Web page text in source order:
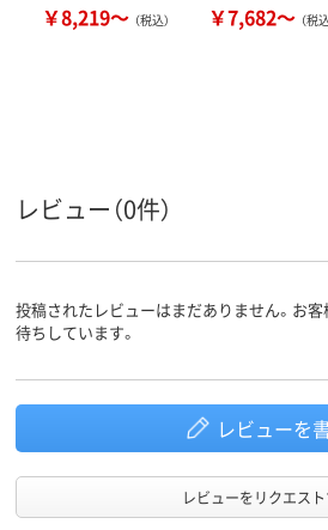
￥8,219～ （税込） ￥7,682～ （税
レビュー（0件）
投稿されたレビューはまだありません。お
待ちしています。
レビューを
レビューをリクエス